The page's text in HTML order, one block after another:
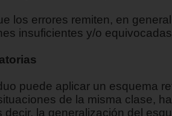
los errores remiten, en
insuficientes y/o
puede aplicar un esquema
de la misma clase,
decir, la generalización del